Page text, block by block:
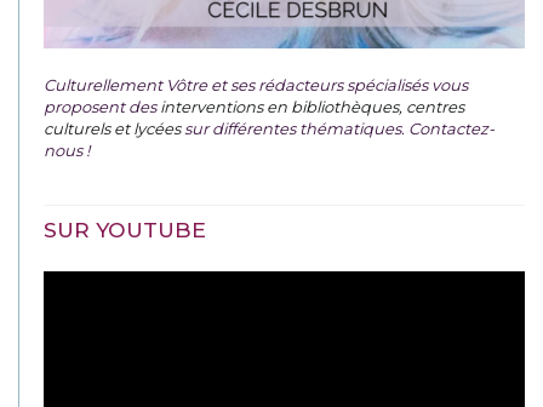
Culturellement Vôtre et ses rédacteurs spécialisés vous
proposent desinterventions en bibliothèques, centres
culturels et lycéessur différentes thématiques. Contactez-
nous !
SUR YOUTUBE